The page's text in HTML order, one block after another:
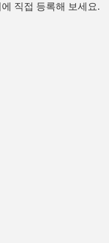
직접 등록해 보세요.